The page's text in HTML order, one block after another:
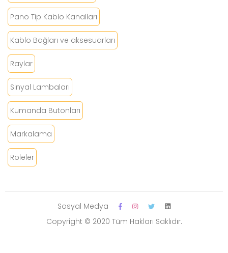
Pano Tip Kablo Kanalları
Kablo Bağları ve aksesuarları
Raylar
Sinyal Lambaları
Kumanda Butonları
Markalama
Röleler
Copyright © 2020 Tüm Hakları Saklıdır.
Sosyal Medya